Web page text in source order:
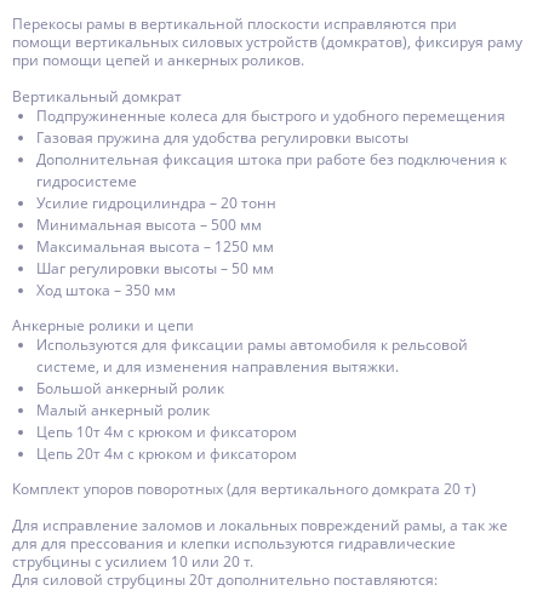
Перекосы рамы в вертикальной плоскости исправляются при
помощи вертикальных силовых устройств (домкратов), фиксируя раму
при помощи цепей и анкерных роликов.
Вертикальный домкрат
Подпружиненные колеса для быстрого и удобного перемещения
Газовая пружина для удобства регулировки высоты
Дополнительная фиксация штока при работе без подключения к
гидросистеме
Усилие гидроцилиндра – 20 тонн
Минимальная высота – 500 мм
Максимальная высота – 1250 мм
Шаг регулировки высоты – 50 мм
Ход штока – 350 мм
Анкерные ролики и цепи
Используются для фиксации рамы автомобиля к рельсовой
системе, и для изменения направления вытяжки.
Большой анкерный ролик
Малый анкерный ролик
Цепь 10т 4м с крюком и фиксатором
Цепь 20т 4м с крюком и фиксатором
Комплект упоров поворотных (для вертикального домкрата 20 т)
Для исправление заломов и локальных повреждений рамы, а так же
для для прессования и клепки используются гидравлические
струбцины с усилием 10 или 20 т.
Для силовой струбцины 20т дополнительно поставляются: